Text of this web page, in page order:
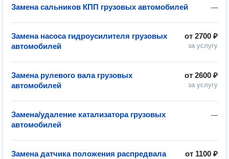
—
Замена сальников КПП грузовых автомобилей
от 2700 ₽
за услугу
Замена насоса гидроусилителя грузовых
автомобилей
от 2600 ₽
за услугу
Замена рулевого вала грузовых
автомобилей
—
Замена/удаление катализатора грузовых
автомобилей
от 1100 ₽
Замена датчика положения распредвала